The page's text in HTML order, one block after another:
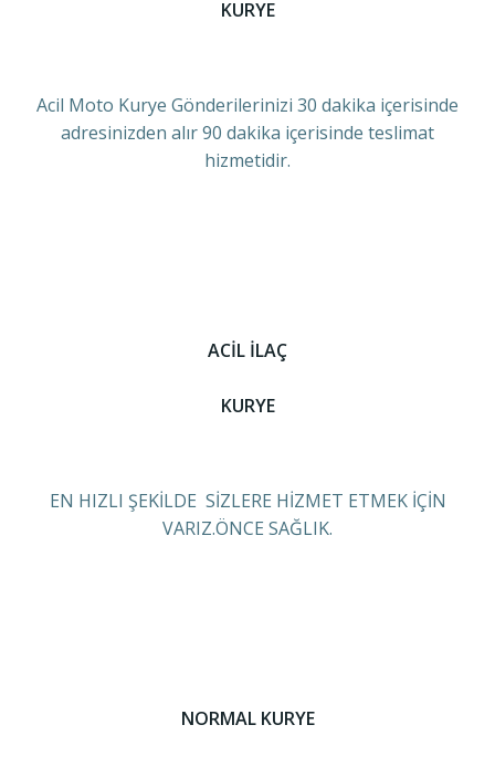
KURYE
Acil Moto Kurye Gönderilerinizi 30 dakika içerisinde
adresinizden alır 90 dakika içerisinde teslimat
hizmetidir.
ACİL İLAÇ
KURYE
EN HIZLI ŞEKİLDE SİZLERE HİZMET ETMEK İÇİN
VARIZ.ÖNCE SAĞLIK.
NORMAL KURYE